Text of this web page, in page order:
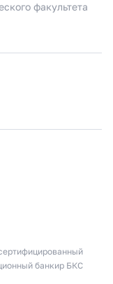
факультета
банкир БКС